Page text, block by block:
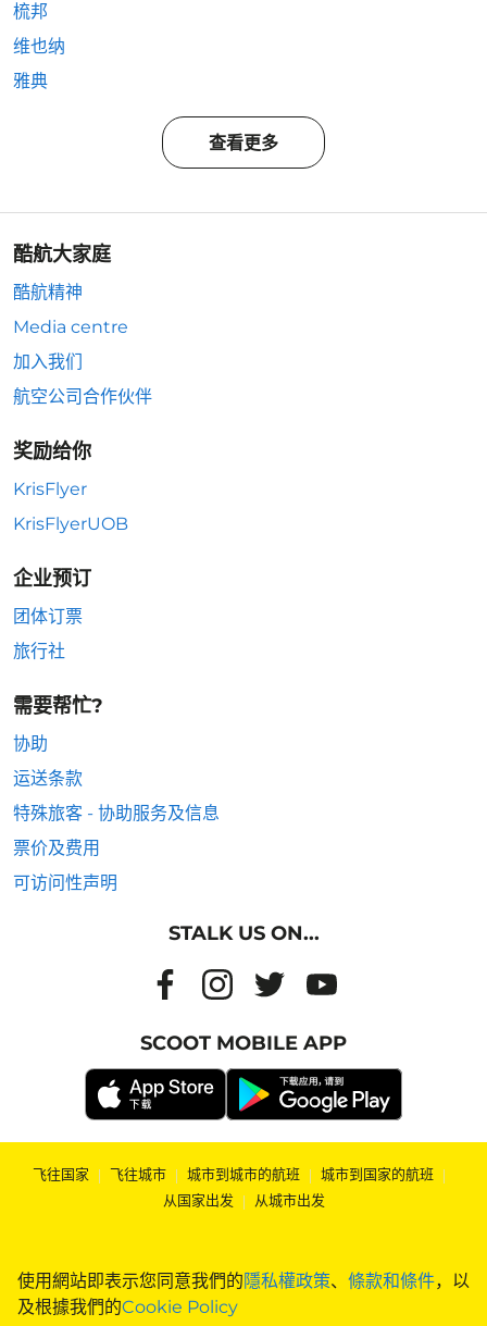
使用網站即表示您同意我們的隱私權政策、 條款和條件，以
及根據我們的Cookie Policy
梳邦
维也纳
雅典
查看更多
酷航大家庭
酷航精神
Media centre
加入我们
航空公司合作伙伴
奖励给你
KrisFlyer
KrisFlyerUOB
企业预订
团体订票
旅行社
需要帮忙?
协助
运送条款
特殊旅客 - 协助服务及信息
票价及费用
可访问性声明
STALK US ON...
SCOOT MOBILE APP
飞往国家 | 飞往城市 | 城市到城市的航班 | 城市到国家的航班 |
从国家出发 | 从城市出发